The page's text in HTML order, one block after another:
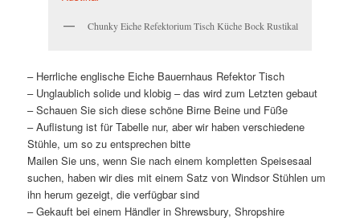
Chunky Eiche Refektorium Tisch Küche Bock Rustikal
– Herrliche englische Eiche Bauernhaus Refektor Tisch
– Unglaublich solide und klobig – das wird zum Letzten gebaut
– Schauen Sie sich diese schöne Birne Beine und Füße
– Auflistung ist für Tabelle nur, aber wir haben verschiedene
Stühle, um so zu entsprechen bitte
Mailen Sie uns, wenn Sie nach einem kompletten Speisesaal
suchen, haben wir dies mit einem Satz von Windsor Stühlen um
ihn herum gezeigt, die verfügbar sind
– Gekauft bei einem Händler in Shrewsbury, Shropshire